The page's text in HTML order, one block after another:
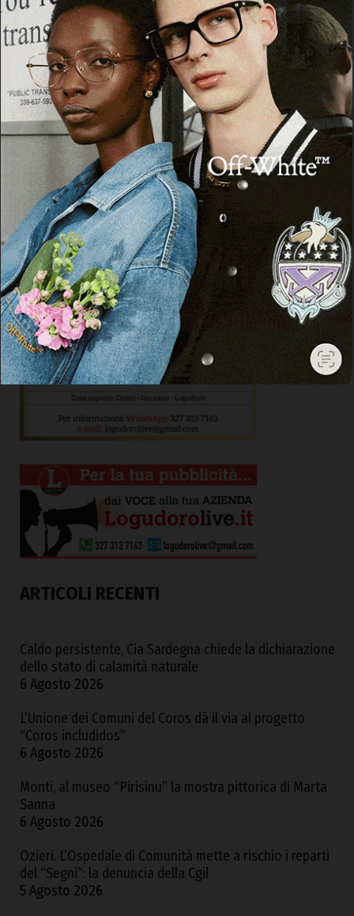
ARTICOLI RECENTI
Caldo persistente, Cia Sardegna chiede la dichiarazione
dello stato di calamità naturale
6 Agosto 2026
L’Unione dei Comuni del Coros dà il via al progetto
“Coros includidos”
6 Agosto 2026
Monti, al museo “Pirisinu” la mostra pittorica di Marta
Sanna
6 Agosto 2026
Ozieri. L’Ospedale di Comunità mette a rischio i reparti
del “Segni”: la denuncia della Cgil
5 Agosto 2026